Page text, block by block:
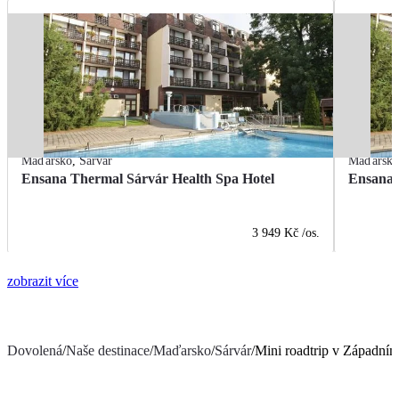
Maďarsko,Sárvár
Ensana Thermal Sárvár Health Spa Hotel
3 949 Kč /os.
Maďarsko
Ensana
zobrazit více
Dovolená/Naše destinace/Maďarsko/Sárvár/Mini roadtrip v